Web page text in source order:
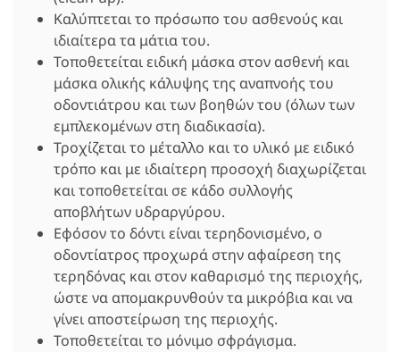
Καλύπτεται το πρόσωπο του ασθενούς και
ιδιαίτερα τα μάτια του.
Τοποθετείται ειδική μάσκα στον ασθενή και
μάσκα ολικής κάλυψης της αναπνοής του
οδοντιάτρου και των βοηθών του (όλων των
εμπλεκομένων στη διαδικασία).
Τροχίζεται το μέταλλο και το υλικό με ειδικό
τρόπο και με ιδιαίτερη προσοχή διαχωρίζεται
και τοποθετείται σε κάδο συλλογής
αποβλήτων υδραργύρου.
Εφόσον το δόντι είναι τερηδονισμένο, ο
οδοντίατρος προχωρά στην αφαίρεση της
τερηδόνας και στον καθαρισμό της περιοχής,
ώστε να απομακρυνθούν τα μικρόβια και να
γίνει αποστείρωση της περιοχής.
Τοποθετείται το μόνιμο σφράγισμα.